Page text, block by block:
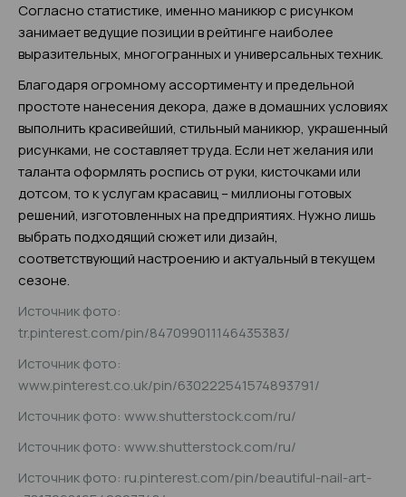
Согласно статистике, именно маникюр с рисунком
занимает ведущие позиции в рейтинге наиболее
выразительных, многогранных и универсальных техник.
Благодаря огромному ассортименту и предельной
простоте нанесения декора, даже в домашних условиях
выполнить красивейший, стильный маникюр, украшенный
рисунками, не составляет труда. Если нет желания или
таланта оформлять роспись от руки, кисточками или
дотсом, то к услугам красавиц – миллионы готовых
решений, изготовленных на предприятиях. Нужно лишь
выбрать подходящий сюжет или дизайн,
соответствующий настроению и актуальный в текущем
сезоне.
Источник фото:
tr.pinterest.com/pin/847099011146435383/
Источник фото:
www.pinterest.co.uk/pin/630222541574893791/
Источник фото: www.shutterstock.com/ru/
Источник фото: www.shutterstock.com/ru/
Источник фото: ru.pinterest.com/pin/beautiful-nail-art-